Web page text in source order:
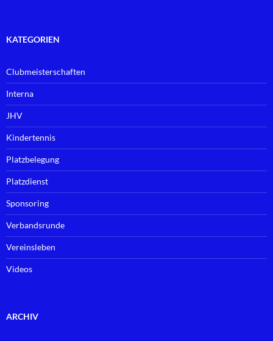
KATEGORIEN
Clubmeisterschaften
Interna
JHV
Kindertennis
Platzbelegung
Platzdienst
Sponsoring
Verbandsrunde
Vereinsleben
Videos
ARCHIV